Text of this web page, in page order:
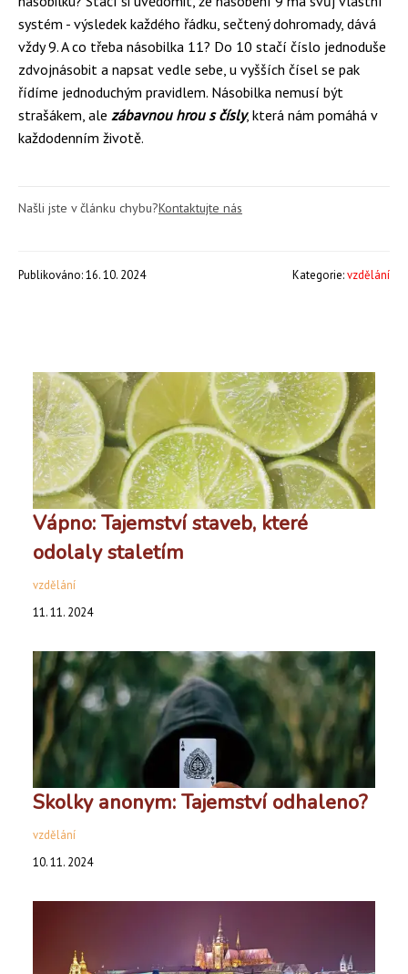
systém - výsledek každého řádku, sečtený dohromady, dává
vždy 9. A co třeba násobilka 11? Do 10 stačí číslo jednoduše
zdvojnásobit a napsat vedle sebe, u vyšších čísel se pak
řídíme jednoduchým pravidlem. Násobilka nemusí být
strašákem, ale zábavnou hrou s čísly, která nám pomáhá v
každodenním životě.
Našli jste v článku chybu?Kontaktujte nás
Publikováno: 16. 10. 2024 Kategorie:vzdělání
Vápno: Tajemství staveb, které
odolaly staletím
vzdělání
11. 11. 2024
Skolky anonym: Tajemství odhaleno?
vzdělání
10. 11. 2024